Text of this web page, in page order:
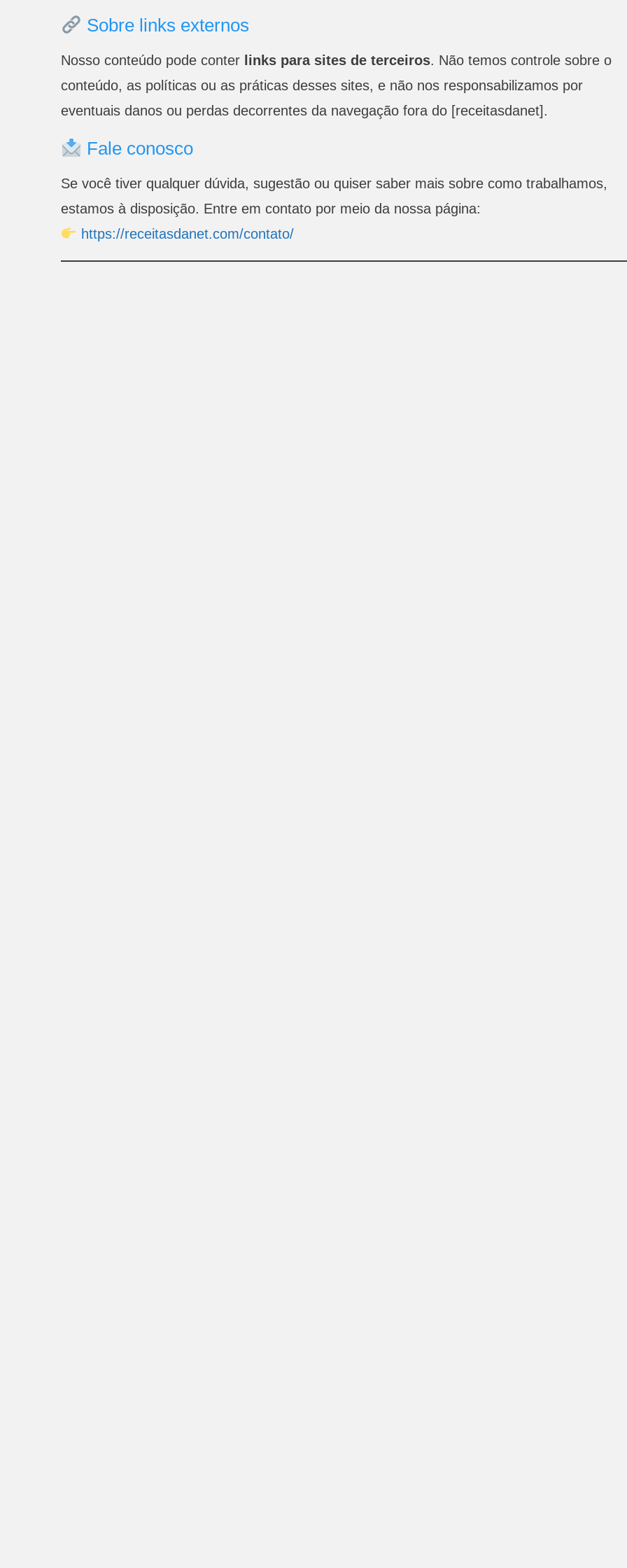
Sobre links externos
Nosso conteúdo pode conter links para sites de terceiros. Não temos controle sobre o
conteúdo, as políticas ou as práticas desses sites, e não nos responsabilizamos por
eventuais danos ou perdas decorrentes da navegação fora do [receitasdanet].
Fale conosco
Se você tiver qualquer dúvida, sugestão ou quiser saber mais sobre como trabalhamos,
estamos à disposição. Entre em contato por meio da nossa página:
https://receitasdanet.com/contato/